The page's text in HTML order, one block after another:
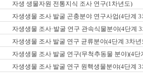
자생 생물자원 전통지식 조사 연구(1차년도)
자생생물 조사 발굴 곤충분야 연구사업(4단계
자생생물 조사·발굴 연구 관속식물분야(4단계
자생생물 조사 발굴 연구 균류분야(4단계 3차년
자생생물 조사 발굴 연구(무척추동물 분야)(4단
자생생물 조사 발굴 연구 원핵생물분야(4단계